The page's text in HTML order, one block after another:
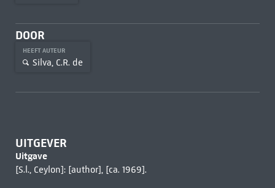
DOOR
HEEFT AUTEUR
Silva, C.R. de
UITGEVER
Uitgave
[S.l., Ceylon]: [author], [ca. 1969].